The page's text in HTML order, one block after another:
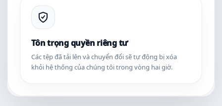
Tôn trọng quyền riêng tư
Các tệp đã tải lên và chuyển đổi sẽ tự động bị xóa
khỏi hệ thống của chúng tôi trong vòng hai giờ.